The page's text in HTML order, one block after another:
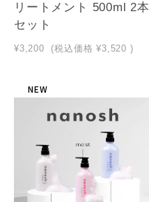
リートメント 500ml 2本
セット
¥3,200 (税込価格 ¥3,520 )
NEW